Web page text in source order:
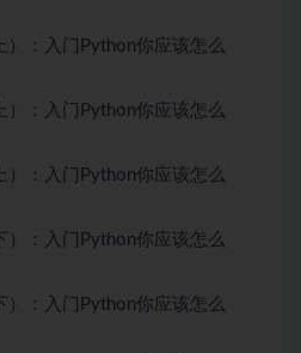
：入门Python你应该怎么
：入门Python你应该怎么
：入门Python你应该怎么
：入门Python你应该怎么
：入门Python你应该怎么